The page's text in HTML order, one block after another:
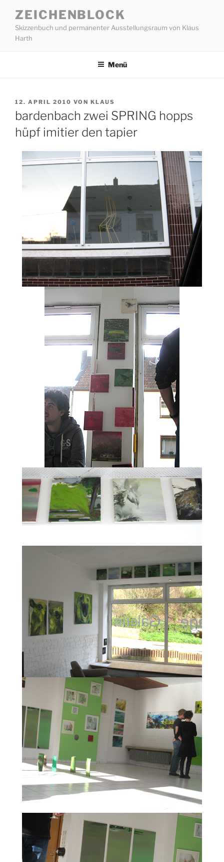
Inhalt
springen
ZEICHENBLOCK
Skizzenbuch und permanenter Ausstellungsraum von Klaus
Harth
Menü
VERÖFFENTLICHT
AM
12. APRIL 2010 VON KLAUS
bardenbach zwei SPRING hopps
hüpf imitier den tapier